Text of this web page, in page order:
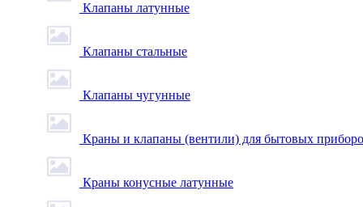
Клапаны латунные
Клапаны стальные
Клапаны чугунные
Краны и клапаны (вентили) для бытовых
Краны конусные латунные